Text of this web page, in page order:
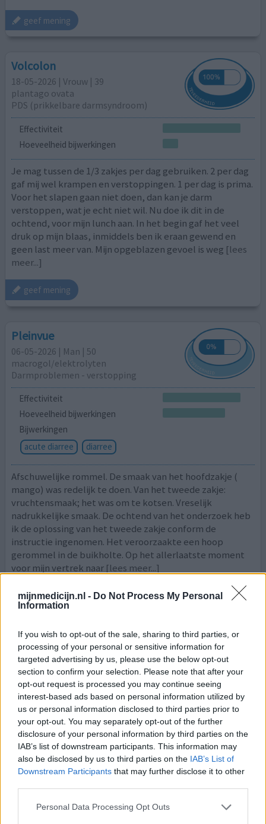
mijnmedicijn.nl - Do Not Process My Personal
Information
If you wish to opt-out of the sale, sharing to third parties, or
processing of your personal or sensitive information for
targeted advertising by us, please use the below opt-out
section to confirm your selection. Please note that after your
opt-out request is processed you may continue seeing
interest-based ads based on personal information utilized by
us or personal information disclosed to third parties prior to
your opt-out. You may separately opt-out of the further
disclosure of your personal information by third parties on the
IAB’s list of downstream participants. This information may
also be disclosed by us to third parties on the IAB’s List of
Downstream Participants that may further disclose it to other
Personal Data Processing Opt Outs
geef mening
Volcolon
18-05-2026 | Vrouw | 39
plantago ovata
PDS (prikkelbare darmsyndroom)
Effectiviteit
Hoeveelheid bijwerkingen
Je mag tussen de 1/3 zakjes per dag gebruiken. 2 per dag
gaf mij wel krampen en verstoppingen. 1 per dag is prima.
Voor het slapen gaan niet doen, dan kan je darm
verstoppen, wat je echt niet wil. Nu doe ik dit in de
ochtend, voor mijn lunch aan. In het begin gaf het veel
druk op mijn blaas, inmiddels ben ik eraan gewend en
geen last meer van. Mijn opgeblazen gevoel is weg [lees
meer...]
geef mening
Pleinvue
06-05-2026 | Man | 50
macrogol/elektrolyten
Darmproblemen - verstopping
Effectiviteit
Hoeveelheid bijwerkingen
Bijwerkingen
acute diarree
diarree
Afschuwelijke rommel. De smaak van het hoofdzakje (
mango) was redelijk te doen. Van het tweede zakje:
vruchtensmaak; het was om te kotsen. Vreselijk
nadrukkelijke smaak. De ochtend van het onderzoek heb
ik de oplossing van het tweede zakje conform de
instructie ingenomen. Het veroorzaakte een hoop
gerommel in de buikholte. Op het allerlaatste moment
voor mijn vertrek naar [lees meer...]
geef mening
Macrogol en elektrolyten
13-04-2026 | Vrouw | 40
Macrogol-elektrolyten
Obstipatie
Hoeveelheid bijwerkingen
Ik gebruik dit middel al 10 jaar. In het begin was om de dag
1 zakje voldoende maar nu heb ik elke dag een zakje
nodig. Ik los het zakje op in een klein laagje water met
een theelepel siroop. Daarmee is de smaak prima te
Dat komt op hetzelfde neer als dat je het zakje in een vol